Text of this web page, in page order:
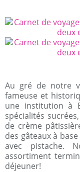
Au gré de notre
fameuse et
une institution à
spécialités
de crème
des gâteaux à
avec pistache.
assortiment
déjeuner!